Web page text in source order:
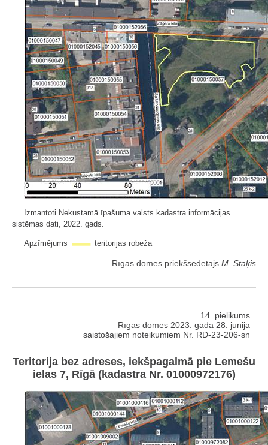
Izmantoti Nekustamā īpašuma valsts kadastra informācijas
sistēmas dati, 2022. gads.
Apzīmējums teritorijas robeža
Rīgas domes priekšsēdētājs M. Staķis
14. pielikums
Rīgas domes 2023. gada 28. jūnija
saistošajiem noteikumiem Nr. RD-23-206-sn
Teritorija bez adreses, iekšpagalmā pie Lemešu
ielas 7, Rīgā (kadastra Nr. 01000972176)